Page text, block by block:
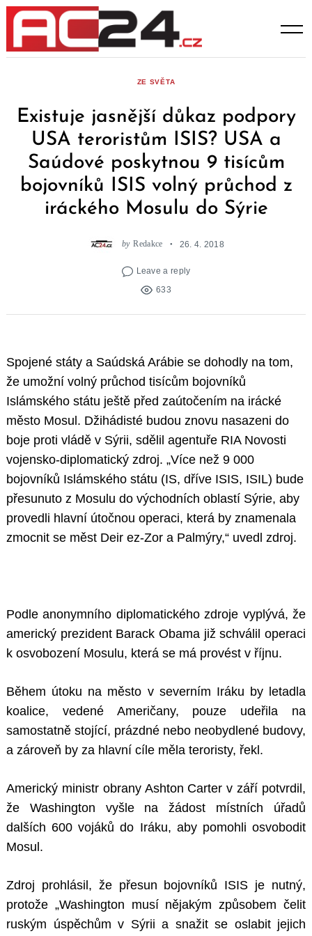
Skip
content
ZE SVĚTA
Existuje jasnější důkaz podpory
USA teroristům ISIS? USA a
Saúdové poskytnou 9 tisícům
bojovníků ISIS volný průchod z
iráckého Mosulu do Sýrie
by Redakce 26. 4. 2018
Leave a reply
633
Spojené státy a Saúdská Arábie se dohodly na tom,
že umožní volný průchod tisícům bojovníků
Islámského státu ještě před zaútočením na irácké
město Mosul. Džihádisté budou znovu nasazeni do
boje proti vládě v Sýrii, sdělil agentuře RIA Novosti
vojensko-diplomatický zdroj. „Více než 9 000
bojovníků Islámského státu (IS, dříve ISIS, ISIL) bude
přesunuto z Mosulu do východních oblastí Sýrie, aby
provedli hlavní útočnou operaci, která by znamenala
zmocnit se měst Deir ez-Zor a Palmýry,“ uvedl zdroj.
Podle anonymního diplomatického zdroje vyplývá, že
americký prezident Barack Obama již schválil operaci
k osvobození Mosulu, která se má provést v říjnu.
Během útoku na město v severním Iráku by letadla
koalice, vedené Američany, pouze udeřila na
samostatně stojící, prázdné nebo neobydlené budovy,
a zároveň by za hlavní cíle měla teroristy, řekl.
Americký ministr obrany Ashton Carter v září potvrdil,
že Washington vyšle na žádost místních úřadů
dalších 600 vojáků do Iráku, aby pomohli osvobodit
Mosul.
Zdroj prohlásil, že přesun bojovníků ISIS je nutný,
protože „Washington musí nějakým způsobem čelit
ruským úspěchům v Sýrii a snažit se oslabit jejich